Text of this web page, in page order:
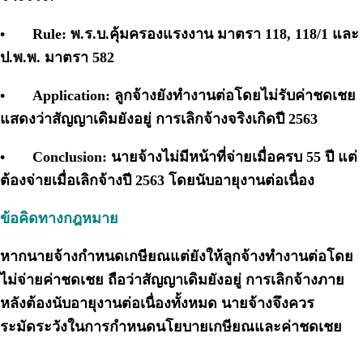
•
Rule: พ.ร.บ.คุ้มครองแรงงาน มาตรา 118, 118/1 และ
ป.พ.พ. มาตรา 582
•
Application: ลูกจ้างยังทำงานต่อโดยไม่รับค่าชดเชย
แสดงว่าสัญญาเดิมยังอยู่ การเลิกจ้างจริงเกิดปี 2563
•
Conclusion: นายจ้างไม่มีหน้าที่จ่ายเมื่อครบ 55 ปี แต่
ต้องจ่ายเมื่อเลิกจ้างปี 2563 โดยนับอายุงานต่อเนื่อง
ข้อคิดทางกฎหมาย
หากนายจ้างกำหนดเกษียณแต่ยังให้ลูกจ้างทำงานต่อโดย
ไม่จ่ายค่าชดเชย ถือว่าสัญญาเดิมยังอยู่ การเลิกจ้างภาย
หลังต้องนับอายุงานต่อเนื่องทั้งหมด นายจ้างจึงควร
ระมัดระวังในการกำหนดนโยบายเกษียณและค่าชดเชย